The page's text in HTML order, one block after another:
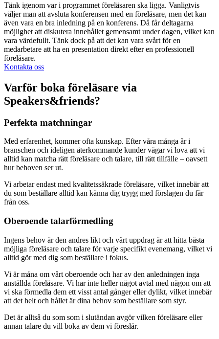
Tänk igenom var i programmet föreläsaren ska ligga. Vanligtvis
väljer man att avsluta konferensen med en föreläsare, men det kan
även vara en bra inledning på en konferens. Då får deltagarna
möjlighet att diskutera innehållet gemensamt under dagen, vilket kan
vara värdefullt. Tänk dock på att det kan vara svårt för en
medarbetare att ha en presentation direkt efter en professionell
föreläsare.
Kontakta oss
Varför boka föreläsare via
Speakers&friends?
Perfekta matchningar
Med erfarenhet, kommer ofta kunskap. Efter våra många år i
branschen och ideligen återkommande kunder vågar vi lova att vi
alltid kan matcha rätt föreläsare och talare, till rätt tillfälle – oavsett
hur behoven ser ut.
Vi arbetar endast med kvalitetssäkrade föreläsare, vilket innebär att
du som beställare alltid kan känna dig trygg med förslagen du får
från oss.
Oberoende talarförmedling
Ingens behov är den andres likt och vårt uppdrag är att hitta bästa
möjliga föreläsare och talare för varje specifikt evenemang, vilket vi
alltid gör med dig som beställare i fokus.
Vi är måna om vårt oberoende och har av den anledningen inga
anställda föreläsare. Vi har inte heller något avtal med någon om att
vi ska förmedla dem ett visst antal gånger eller dylikt, vilket innebär
att det helt och hållet är dina behov som beställare som styr.
Det är alltså du som som i slutändan avgör vilken föreläsare eller
annan talare du vill boka av dem vi föreslår.